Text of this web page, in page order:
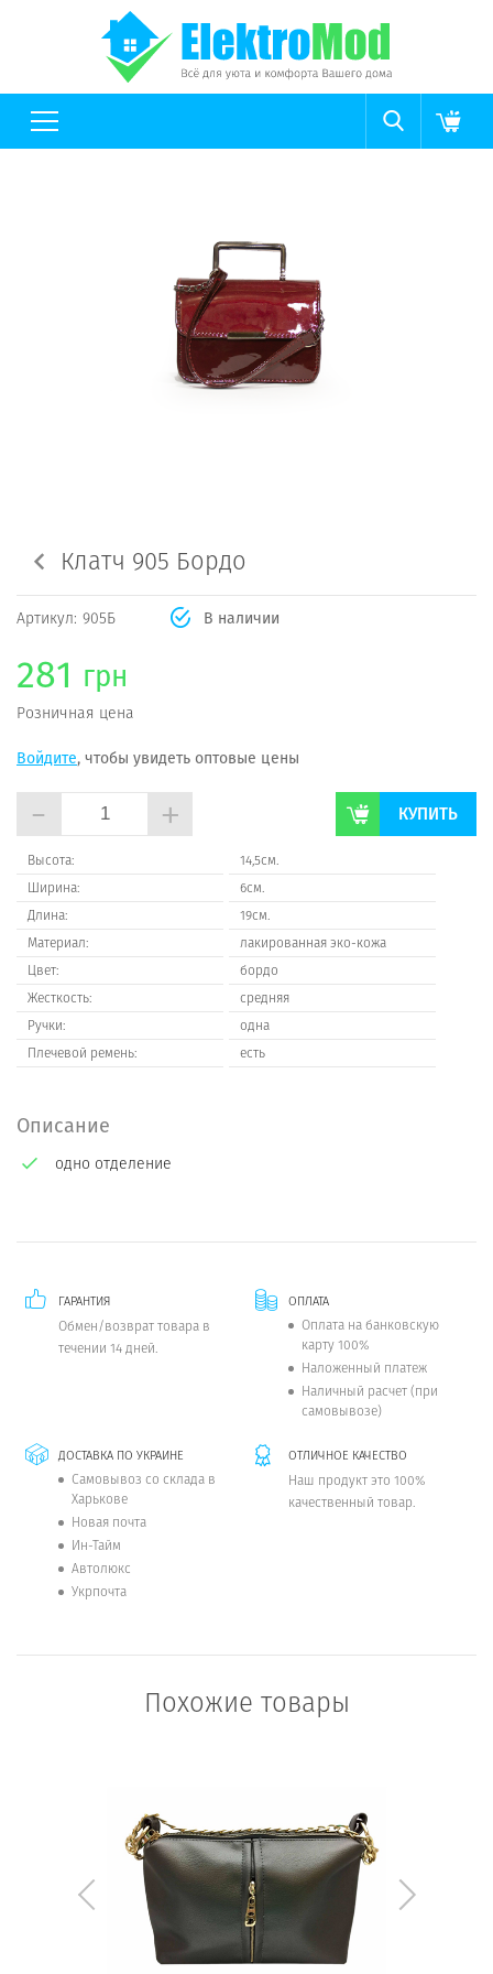
Клатч 905 Бордо
Артикул: 905Б В наличии
281 грн
Розничная цена
Войдите, чтобы увидеть оптовые цены
- + КУПИТЬ
Высота:
14,5см.
Ширина:
6см.
Длина:
19см.
Материал:
лакированная эко-кожа
Цвет:
бордо
Жесткость:
средняя
Ручки:
одна
Плечевой ремень:
есть
Описание
одно отделение
ГАРАНТИЯ
Обмен/возврат товара в
течении 14 дней.
ОПЛАТА
Оплата на банковскую
карту 100%
Наложенный платеж
Наличный расчет (при
самовывозе)
ДОСТАВКА ПО УКРАИНЕ
Самовывоз со склада в
Харькове
Новая почта
Ин-Тайм
Автолюкс
Укрпочта
ОТЛИЧНОЕ КАЧЕСТВО
Наш продукт это 100%
качественный товар.
Похожие товары